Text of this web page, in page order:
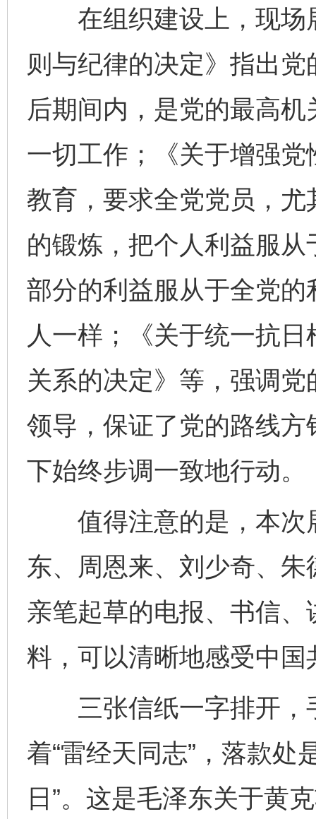
在组织建设上，现场
则与纪律的决定》指出
后期间内，是党的最高
一切工作；《关于增强
教育，要求全党党员，
的锻炼，把个人利益服
部分的利益服从于全党
人一样；《关于统一抗
关系的决定》等，强调
领导，保证了党的路线
下始终步调一致地行动。
值得注意的是，本次
东、周恩来、刘少奇、
亲笔起草的电报、书信
料，可以清晰地感受中
三张信纸一字排开，
着“雷经天同志”，落款处
日”。这是毛泽东关于黄